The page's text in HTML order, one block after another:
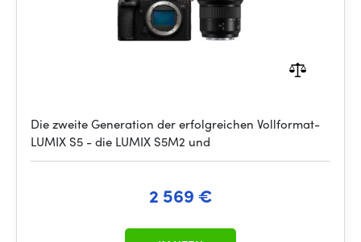
Die zweite Generation der erfolgreichen Vollformat-
LUMIX S5 - die LUMIX S5M2 und
2 569 €